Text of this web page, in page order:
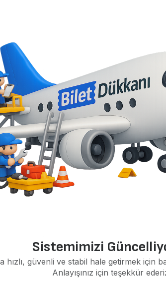
Sistemimizi
hızlı, güvenli ve stabil hale getirmek için
Anlayışınız için teşekkür